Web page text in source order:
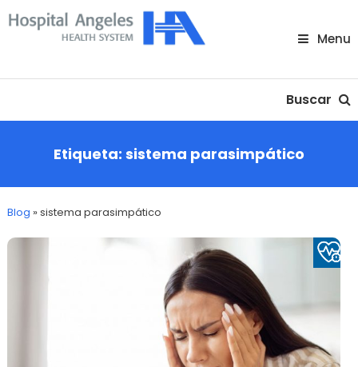
Skip
To
Menu
Buscar
Etiqueta: sistema parasimpático
Blog »sistema parasimpático